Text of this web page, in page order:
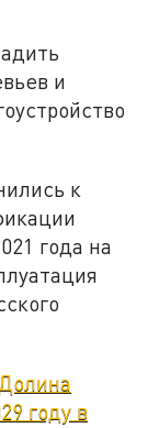
и
к
года на
году в